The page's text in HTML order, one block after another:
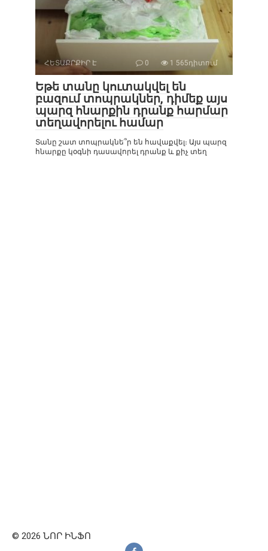
ՀԵՏԱՔՐՔԻՐ Է 0 1 565դիտում
Եթե տանը կուտակվել են
բազում տոպրակներ, դիմեք այս
պարզ հնարքին դրանք հարմար
տեղավորելու համար
Տանը շատ տոպրակնե՞ր են հավաքվել։ Այս պարզ
հնարքը կօգնի դասավորել դրանք և քիչ տեղ
© 2026 ՆՈՐ ԻՆՖՈ